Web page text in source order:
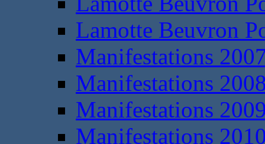
Lamotte Beuvron
Manifestations
Manifestations
Manifestations
Manifestations